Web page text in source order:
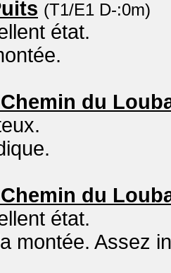
(T1/E1 D-:0m)
état.
du
du
état.
montée. Assez